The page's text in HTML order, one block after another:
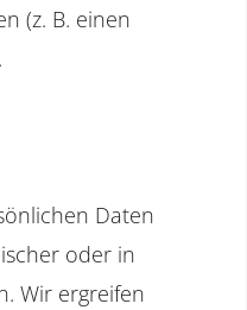
(z. B. einen
Daten
oder in
Wir ergreifen